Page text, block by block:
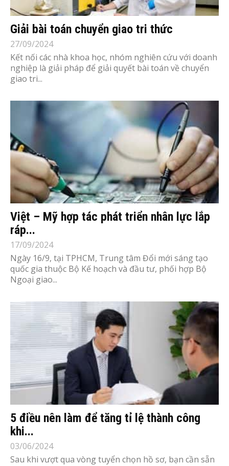
Giải bài toán chuyển giao tri thức
27/09/2024
Kết nối các nhà khoa học, nhóm nghiên cứu với doanh
nghiệp là giải pháp để giải quyết bài toán về chuyển
giao tri...
Việt – Mỹ hợp tác phát triển nhân lực lắp
ráp...
17/09/2024
Ngày 16/9, tại TPHCM, Trung tâm Đổi mới sáng tạo
quốc gia thuộc Bộ Kế hoạch và đầu tư, phối hợp Bộ
Ngoại giao...
5 điều nên làm để tăng tỉ lệ thành công
khi...
03/06/2024
Sau khi vượt qua vòng tuyển chọn hồ sơ, bạn cần sẵn